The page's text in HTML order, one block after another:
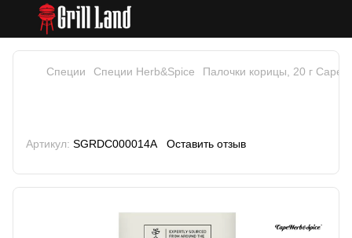
Специи Специи Herb&Spice Палочки корицы, 20 г Cape
Артикул: SGRDC000014A Оставить отзыв